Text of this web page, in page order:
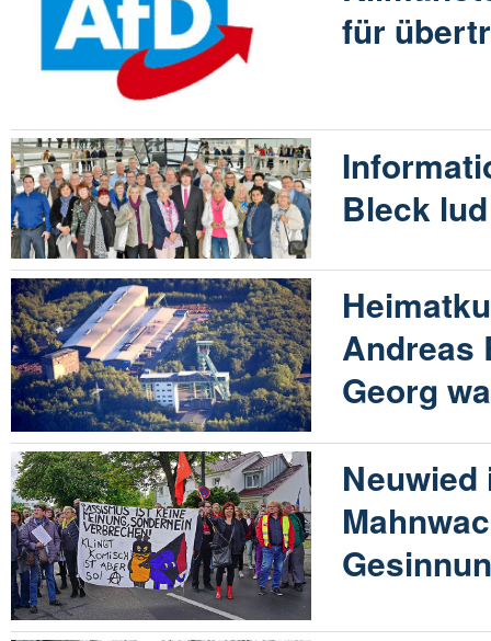
für
Bleck
Andreas
Georg